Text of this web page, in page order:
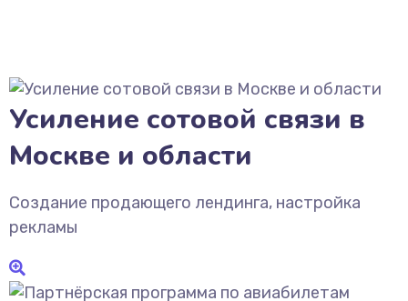
Усиление сотовой связи в
Москве и области
Создание продающего лендинга, настройка
рекламы